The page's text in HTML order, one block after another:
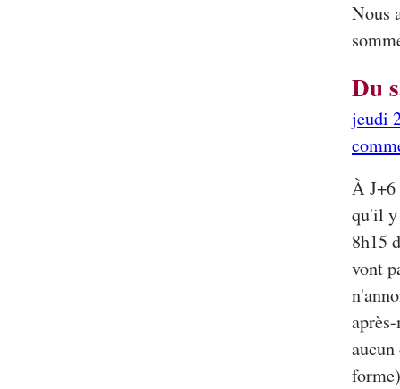
Nous
Du
jeudi
À J+6
qu'il y
8h15
vont